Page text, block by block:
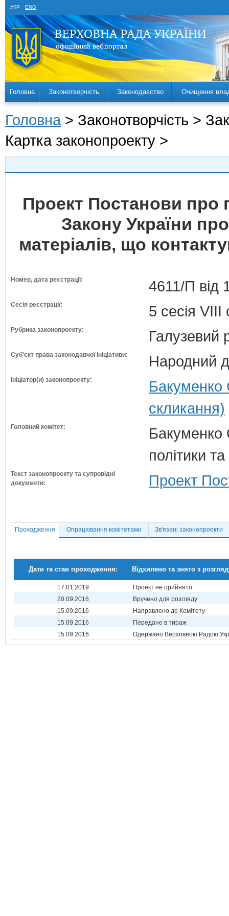
УКР ENG
Головна Законотворчість Законодавство Очищення
Головна > Законотворчість >
Картка законопроекту >
Проект Постанови про
Закону України
матеріалів, що
Номер, дата реєстрації: 4611/П від
Сесія реєстрації: 5 сесія VIII
Рубрика законопроекту: Галузевий
Суб'єкт права законодавчої ініціативи: Народний
Ініціатор(и) законопроекту:
Бакуменко
скликання)
Головний комітет:
Бакуменко
політики
Текст законопроекту та супровідні
документи:
Проект
Проходження Опрацювання комітетами Зв'язані законопроекти
Дати та стан проходження: Відхилено та знято з
17.01.2019
Проект не прийнято
20.09.2016
Вручено для розгляду
15.09.2016
Направлено до Комітету
15.09.2016
Передано в тираж
15.09.2016
Одержано Верховною Радою